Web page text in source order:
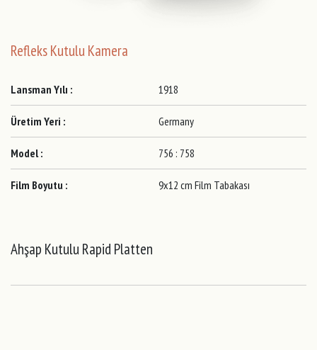
Refleks Kutulu Kamera
Lansman Yılı : 1918
Üretim Yeri : Germany
Model : 756 : 758
Film Boyutu : 9x12 cm Film Tabakası
Ahşap Kutulu Rapid Platten